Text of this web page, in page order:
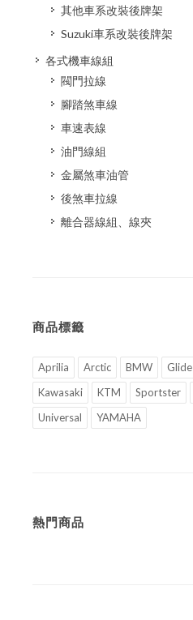
其他車系改裝後牌架
Suzuki車系改裝後牌架
各式機車線組
閥門拉線
腳踏煞車線
車速表線
油門線組
金屬煞車油管
後煞車拉線
離合器線組、線夾
商品標籤
Aprilia Arctic BMW Glide
Kawasaki
KTM Sportster
Universal
YAMAHA
熱門商品